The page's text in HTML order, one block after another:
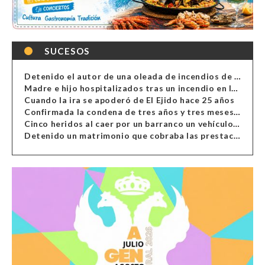
SUCESOS
Detenido el autor de una oleada de incendios de contenedores en Almería
Madre e hijo hospitalizados tras un incendio en la cocina de una vivienda en Almería
Cuando la ira se apoderó de El Ejido hace 25 años
Confirmada la condena de tres años y tres meses al hombre de Antas acusado de xenofobia
Cinco heridos al caer por un barranco un vehículo en Alcolea
Detenido un matrimonio que cobraba las prestaciones de ilegales en Almería, Granada, Málaga, Huelva y Murcia